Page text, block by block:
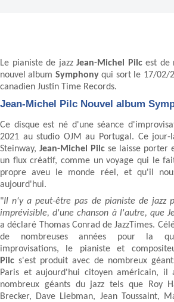
Le pianiste de jazzJean-Michel Pilcest de
nouvel album Symphonyqui sort le 17/02/
canadien Justin Time Records.
Jean-Michel Pilc Nouvel album
Ce disque est né d'une séance
2021 au studio OJM au Portugal. Ce
Steinway,Jean-Michel Pilc se laisse porter
un flux créatif, comme un voyage qui le
propre aveu le monde réel, et qu'il
aujourd'hui.
"Il n'y a peut-être pas de pianiste de jazz
imprévisible, d'une chanson à l'autre, que
a déclaré Thomas Conrad de JazzTimes.
de nombreuses années pour la
improvisations, le pianiste et
Pilc s'est produit avec de nombreux
Paris et aujourd'hui citoyen américain, il
nombreux géants du jazz tels que Roy
Brecker, Dave Liebman, Jean Toussaint,